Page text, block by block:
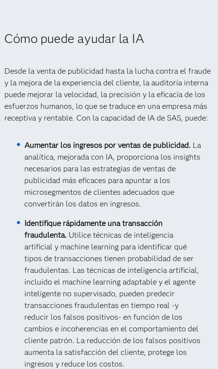
Cómo puede ayudar la IA
Desde la venta de publicidad hasta la lucha contra el fraude
y la mejora de la experiencia del cliente, la auditoría interna
puede mejorar la velocidad, la precisión y la eficacia de los
esfuerzos humanos, lo que se traduce en una empresa más
receptiva y rentable. Con la capacidad de IA de SAS, puede:
Aumentar los ingresos por ventas de publicidad. La
analítica, mejorada con IA, proporciona los insights
necesarios para las estrategias de ventas de
publicidad más eficaces para apuntar a los
microsegmentos de clientes adecuados que
convertirán los datos en ingresos.
Identifique rápidamente una transacción
fraudulenta. Utilice técnicas de inteligencia
artificial y machine learning para identificar qué
tipos de transacciones tienen probabilidad de ser
fraudulentas. Las técnicas de inteligencia artificial,
incluido el machine learning adaptable y el agente
inteligente no supervisado, pueden predecir
transacciones fraudulentas en tiempo real -y
reducir los falsos positivos- en función de los
cambios e incoherencias en el comportamiento del
cliente patrón. La reducción de los falsos positivos
aumenta la satisfacción del cliente, protege los
ingresos y reduce los costos.